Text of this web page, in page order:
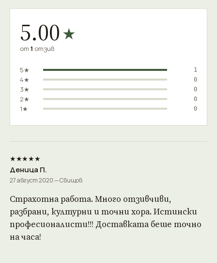
5.00★
от 1 отзив
5★ 1
4★ 0
3★ 0
2★ 0
1★ 0
★★★★★
Деница П.
27 август 2020 — Свищов
Страхотна работа. Много отзивчиви,
разбрани, културни и точни хора. Истински
професионалисти!!! Доставката беше точно
на часа!